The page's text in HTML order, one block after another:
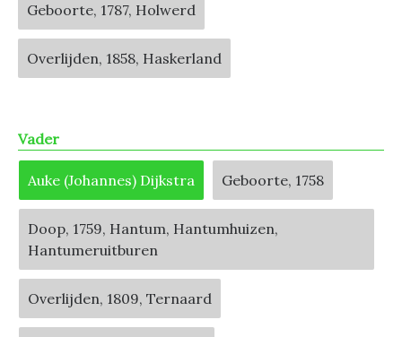
Geboorte, 1787, Holwerd
Overlijden, 1858, Haskerland
Vader
Auke (Johannes) Dijkstra Geboorte, 1758
Doop, 1759, Hantum, Hantumhuizen,
Hantumeruitburen
Overlijden, 1809, Ternaard